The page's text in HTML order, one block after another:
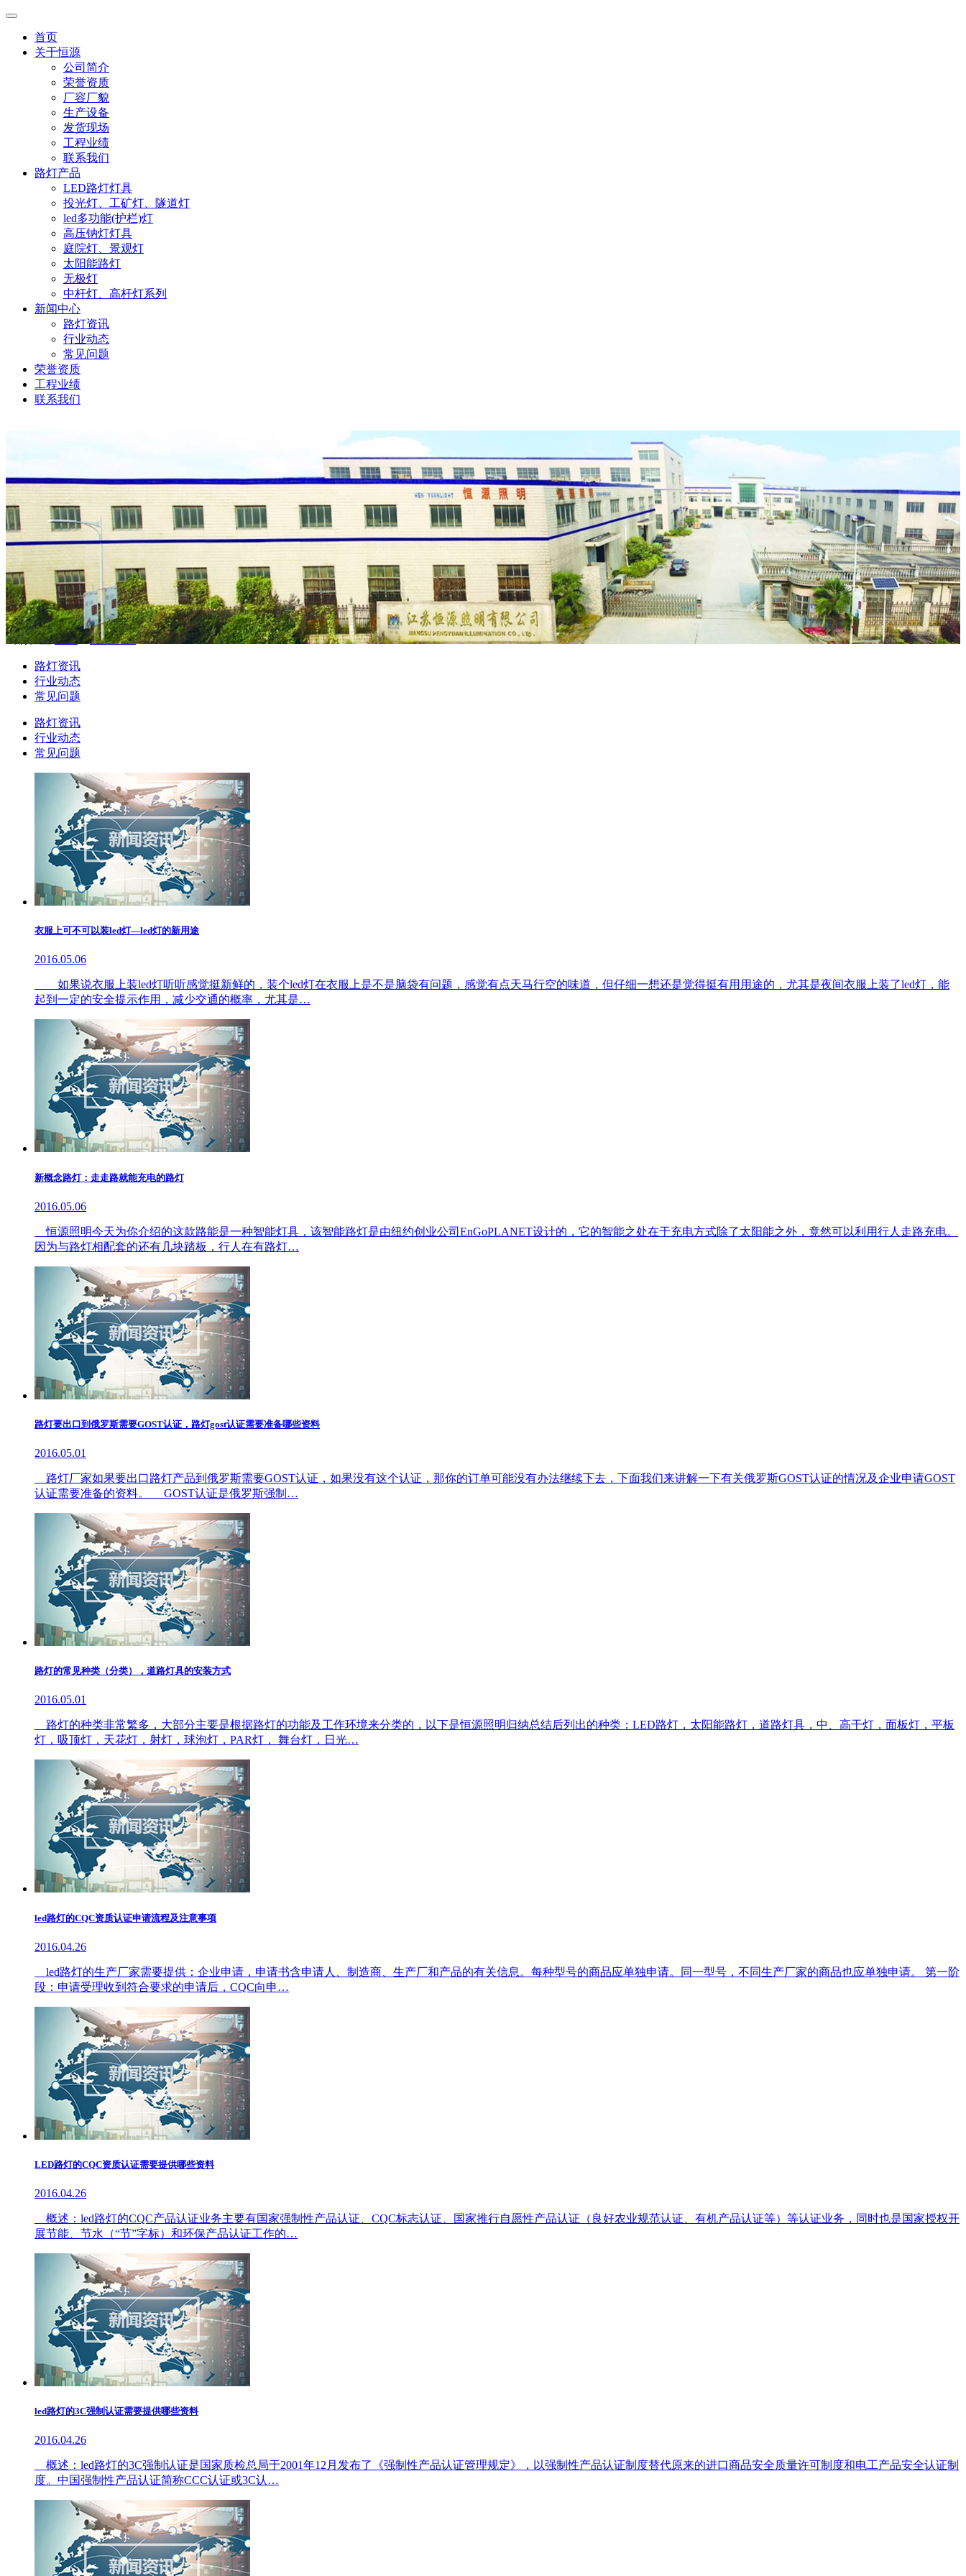
首页
关于恒源
公司简介
荣誉资质
厂容厂貌
生产设备
发货现场
工程业绩
联系我们
路灯产品
LED路灯灯具
投光灯、工矿灯、隧道灯
led多功能(护栏)灯
高压钠灯灯具
庭院灯、景观灯
太阳能路灯
无极灯
中杆灯、高杆灯系列
新闻中心
路灯资讯
行业动态
常见问题
荣誉资质
工程业绩
联系我们
当前位置: 首页>新闻资讯
路灯资讯
行业动态
常见问题
路灯资讯
行业动态
常见问题
衣服上可不可以装led灯—led灯的新用途
2016.05.06
如果说衣服上装led灯听听感觉挺新鲜的，装个led灯在衣服上是不是脑袋有问题，感觉有点天马行空的味道，但仔细一想还是觉得挺有用用途的，尤其是夜间衣服上装了led灯，能
起到一定的安全提示作用，减少交通的概率，尤其是…
新概念路灯：走走路就能充电的路灯
2016.05.06
恒源照明今天为你介绍的这款路能是一种智能灯具，该智能路灯是由纽约创业公司EnGoPLANET设计的，它的智能之处在于充电方式除了太阳能之外，竟然可以利用行人走路充电。
因为与路灯相配套的还有几块踏板，行人在有路灯…
路灯要出口到俄罗斯需要GOST认证，路灯gost认证需要准备哪些资料
2016.05.01
路灯厂家如果要出口路灯产品到俄罗斯需要GOST认证，如果没有这个认证，那你的订单可能没有办法继续下去，下面我们来讲解一下有关俄罗斯GOST认证的情况及企业申请GOST
认证需要准备的资料。 GOST认证是俄罗斯强制…
路灯的常见种类（分类），道路灯具的安装方式
2016.05.01
路灯的种类非常繁多，大部分主要是根据路灯的功能及工作环境来分类的，以下是恒源照明归纳总结后列出的种类：LED路灯，太阳能路灯，道路灯具，中、高干灯，面板灯，平板
灯，吸顶灯，天花灯，射灯，球泡灯，PAR灯， 舞台灯，日光…
led路灯的CQC资质认证申请流程及注意事项
2016.04.26
led路灯的生产厂家需要提供：企业申请，申请书含申请人、制造商、生产厂和产品的有关信息。每种型号的商品应单独申请。同一型号，不同生产厂家的商品也应单独申请。 第一阶
段：申请受理收到符合要求的申请后，CQC向申…
LED路灯的CQC资质认证需要提供哪些资料
2016.04.26
概述：led路灯的CQC产品认证业务主要有国家强制性产品认证、CQC标志认证、国家推行自愿性产品认证（良好农业规范认证、有机产品认证等）等认证业务，同时也是国家授权开
展节能、节水（“节”字标）和环保产品认证工作的…
led路灯的3C强制认证需要提供哪些资料
2016.04.26
概述：led路灯的3C强制认证是国家质检总局于2001年12月发布了《强制性产品认证管理规定》，以强制性产品认证制度替代原来的进口商品安全质量许可制度和电工产品安全认证制
度。中国强制性产品认证简称CCC认证或3C认…